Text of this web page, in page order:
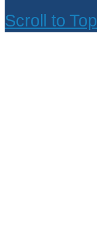
Scroll to Top